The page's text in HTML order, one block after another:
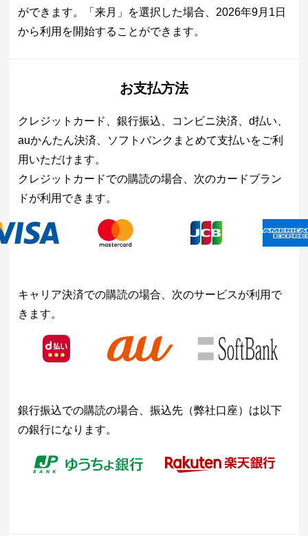
ができます。「来月」を選択した場合、2026年9月1日
から利用を開始することができます。
お支払方法
クレジットカード、銀行振込、コンビニ決済、d払い、
auかんたん決済、ソフトバンクまとめて支払いをご利
用いただけます。
クレジットカードでの購読の場合、次のカードブラン
ドが利用できます。
キャリア決済での購読の場合、次のサービスが利用で
きます。
銀行振込での購読の場合、振込先（弊社口座）は以下
の銀行になります。